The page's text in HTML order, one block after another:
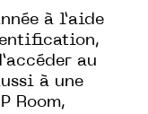
à l’aide
au
à une
Room,